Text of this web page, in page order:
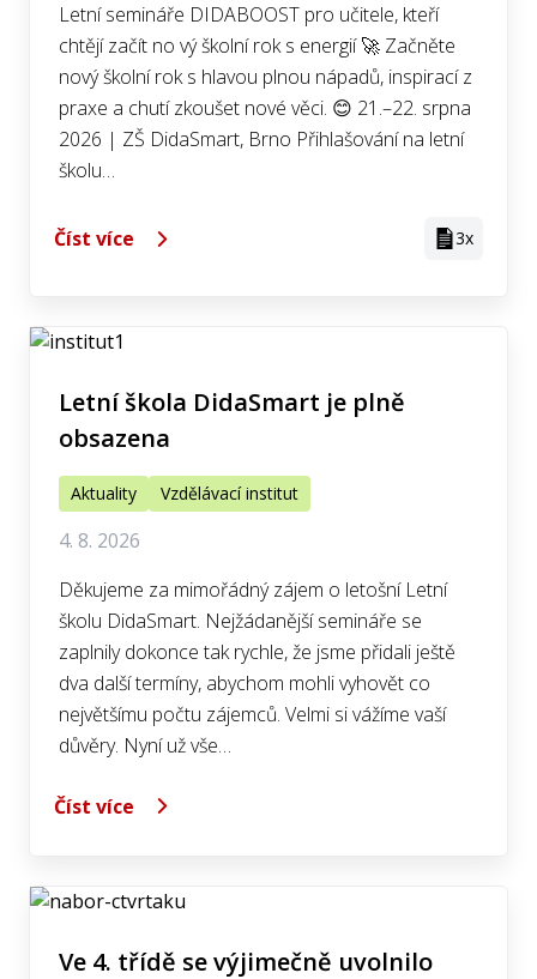
Letní semináře DIDABOOST pro učitele, kteří
chtějí začít no vý školní rok s energií 🚀 Začněte
nový školní rok s hlavou plnou nápadů, inspirací z
praxe a chutí zkoušet nové věci. 😊 21.–22. srpna
2026 | ZŠ DidaSmart, Brno Přihlašování na letní
školu…
Číst více 3x
Letní škola DidaSmart je plně
obsazena
Aktuality Vzdělávací institut
4. 8. 2026
Děkujeme za mimořádný zájem o letošní Letní
školu DidaSmart. Nejžádanější semináře se
zaplnily dokonce tak rychle, že jsme přidali ještě
dva další termíny, abychom mohli vyhovět co
největšímu počtu zájemců. Velmi si vážíme vaší
důvěry. Nyní už vše…
Číst více
Ve 4. třídě se výjimečně uvolnilo